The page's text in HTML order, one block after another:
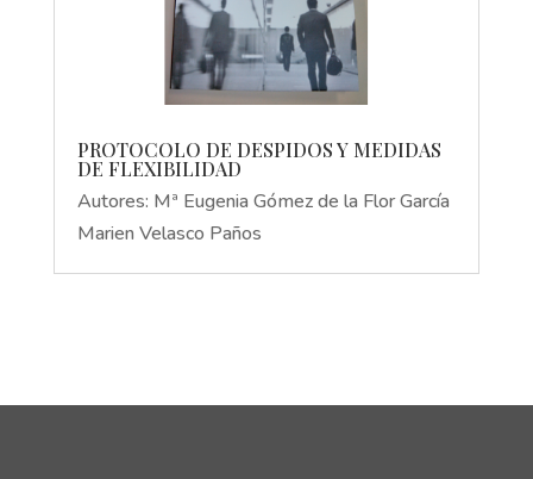
PROTOCOLO DE DESPIDOS Y MEDIDAS
DE FLEXIBILIDAD
Autores: Mª Eugenia Gómez de la Flor García
Marien Velasco Paños